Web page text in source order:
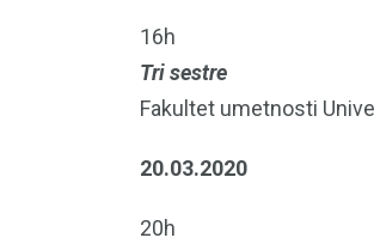
16h
Tri sestre
Fakultet umetnosti
20.03.2020
20h